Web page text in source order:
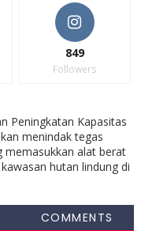
849
Followers
Peningkatan Kapasitas
menindak tegas
memasukkan alat berat
hutan lindung di
COMMENTS